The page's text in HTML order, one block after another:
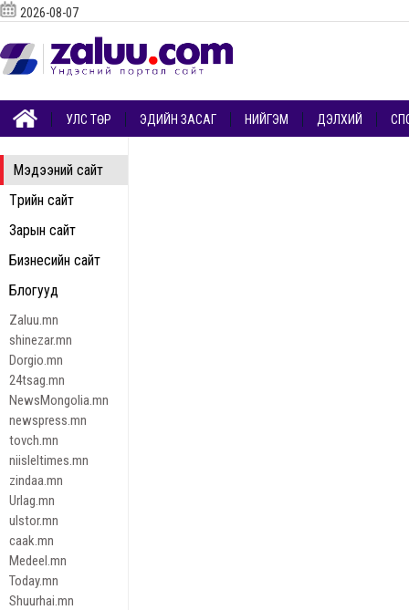
Мэдээний сайт
Төрийн сайт
Зарын сайт
Бизнесийн сайт
Блогууд
Zaluu.mn
shinezar.mn
Dorgio.mn
24tsag.mn
NewsMongolia.mn
newspress.mn
tovch.mn
niisleltimes.mn
zindaa.mn
Urlag.mn
ulstor.mn
caak.mn
Medeel.mn
Today.mn
Shuurhai.mn
2026-08-07
УЛС ТӨР ЭДИЙН ЗАСАГ НИЙГЭМ ДЭЛХИЙ